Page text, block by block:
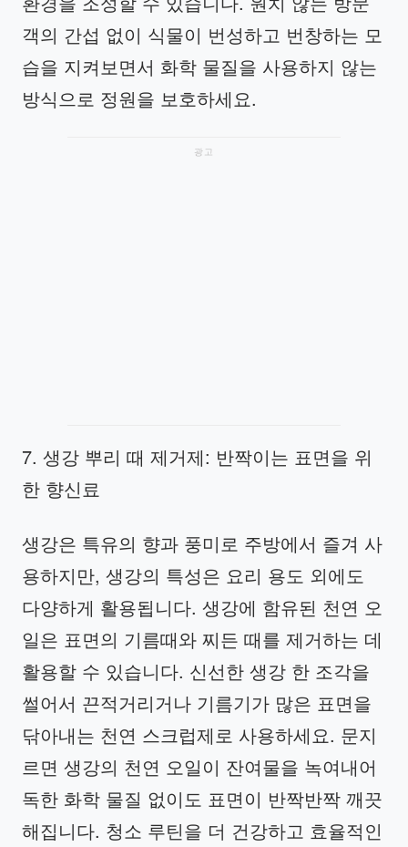
객의 간섭 없이 식물이 번성하고 번창하는 모
습을 지켜보면서 화학 물질을 사용하지 않는
방식으로 정원을 보호하세요.
광고
7. 생강 뿌리 때 제거제: 반짝이는 표면을 위
한 향신료
생강은 특유의 향과 풍미로 주방에서 즐겨 사
용하지만, 생강의 특성은 요리 용도 외에도
다양하게 활용됩니다. 생강에 함유된 천연 오
일은 표면의 기름때와 찌든 때를 제거하는 데
활용할 수 있습니다. 신선한 생강 한 조각을
썰어서 끈적거리거나 기름기가 많은 표면을
닦아내는 천연 스크럽제로 사용하세요. 문지
르면 생강의 천연 오일이 잔여물을 녹여내어
독한 화학 물질 없이도 표면이 반짝반짝 깨끗
해집니다. 청소 루틴을 더 건강하고 효율적인